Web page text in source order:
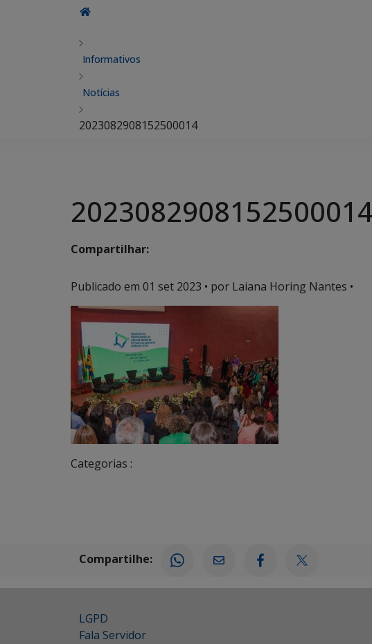
Informativos
Notícias
2023082908152500014
2023082908152500014
Compartilhar:
Publicado em 01 set 2023 • por Laiana Horing Nantes •
Categorias :
Compartilhe:
LGPD
Fala Servidor